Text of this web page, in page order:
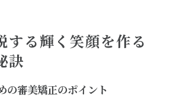
する輝く笑顔を作る
訣
の審美矯正のポイント